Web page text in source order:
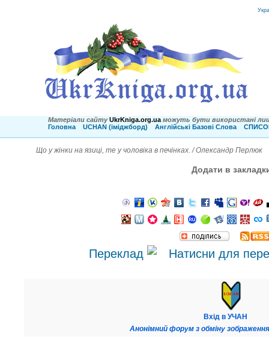
Матеріали сайту UkrKniga.org.ua можуть бути використані
Головна
UCHAN (іміджборд) Англійські Базові Слова
Що у жінки на язиці, те у чоловіка в печінках. / Олександр Перлюк
Додати в
Переклад
Вхід в УЧАН
Анонімний форум з обміну